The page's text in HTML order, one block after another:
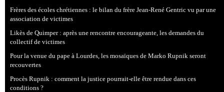
Frères des écoles chrétiennes : le bilan du frère Jean-René Gentric vu par une
association de victimes
Likès de Quimper : après une rencontre encourageante, les demandes du
collectif de victimes
Pour la venue du pape à Lourdes, les mosaïques de Marko Rupnik seront
recouvertes
Procès Rupnik : comment la justice pourrait-elle être rendue dans ces
conditions ?